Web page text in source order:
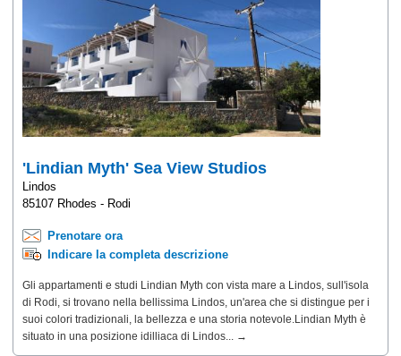
'Lindian Myth' Sea View Studios
Lindos
85107 Rhodes - Rodi
Prenotare ora
Indicare la completa descrizione
Gli appartamenti e studi Lindian Myth con vista mare a Lindos, sull'isola
di Rodi, si trovano nella bellissima Lindos, un'area che si distingue per i
suoi colori tradizionali, la bellezza e una storia notevole.Lindian Myth è
situato in una posizione idilliaca di Lindos... →